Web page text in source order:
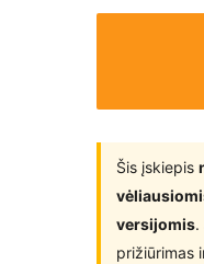
Šis įskiepis
versijomis.
prižiūrimas